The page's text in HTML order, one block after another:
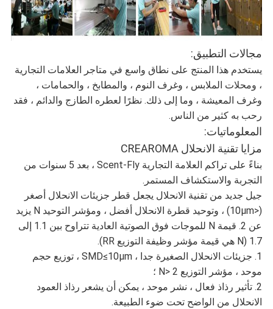
مجالات التطبيق:
يستخدم هذا المنتج على نطاق واسع في متاجر العلامات التجارية
، ومحلات الملابس ، وغرف النوم ، والمطابخ ، والحمامات ،
وغرف المعيشة ، وما إلى ذلك. نظرًا لعطره الطازج والدائم ، فقد
رحب به كثير من الناس.
المعلوماتيات:
مزايا تقنية الانحلال CREAROMA
بناءً على تراكم العلامة التجارية Scent-Fly ، بعد 5 سنوات من
التجربة والاستكشاف المستمر.
جيل جديد من تقنية الانحلال يجعل قطر جزيئات الانحلال أصغر
(<10μm) ، وتوحيد قطرة الانحلال أفضل ، ومؤشر التوحيد N يزيد
عن 2. قيمة N للموجات فوق الصوتية العادية تتراوح بين 1.1 إلى
1.7 (N هي قيمة مؤشر وظيفة التوزيع RR).
1. جزيئات الانحلال الصغيرة جدا ، SMD≤10μm ، توزيع حجم
موحد ، مؤشر التوزيع N> 2 ؛
2. تأثير رذاذ فعال ، نشر موحد ، يمكن أن يشعر رذاذ العمود
الانحلال من الواضح تحت ضوء الطبيعة.